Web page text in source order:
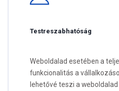
Testreszabhatóság
Weboldalad esetében a
funkcionalitás a
lehetővé teszi a weboldalad